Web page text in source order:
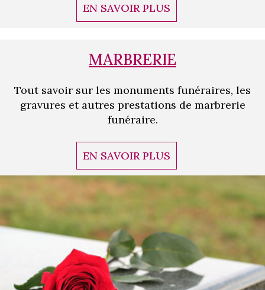
EN SAVOIR PLUS
MARBRERIE
Tout savoir sur les monuments funéraires, les
gravures et autres prestations de marbrerie
funéraire.
EN SAVOIR PLUS